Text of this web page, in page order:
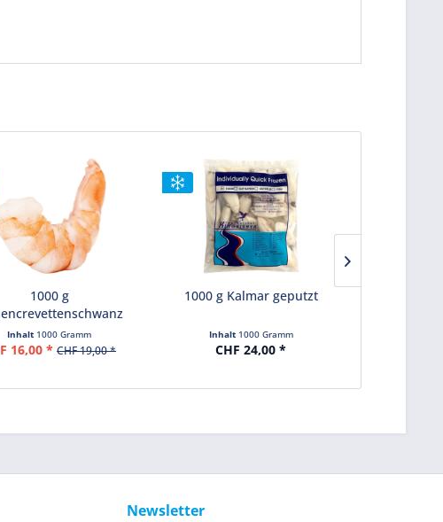
1000 g
klein ohne Schale...
Inhalt 1000 Gramm
16,00 * CHF 19,00 *
1000 g Kalmar geputzt
Inhalt 1000 Gramm
CHF 24,00 *
Newsletter